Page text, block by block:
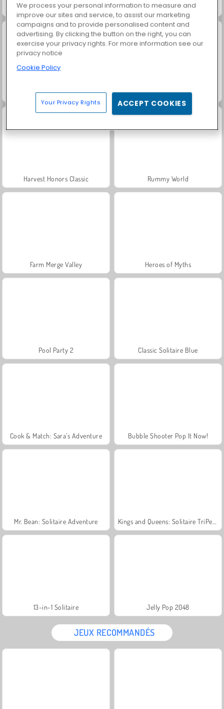
Masha and the Bear: Meadows Scala 40
Solitaire Social
Harvest Honors Classic Rummy World
Farm Merge Valley Heroes of Myths
Pool Party 2 Classic Solitaire Blue
Cook & Match: Sara’s Adventure Bubble Shooter Pop It Now!
Mr. Bean: Solitaire Adventure
13-in-1 Solitaire Jelly Pop 2048
JEUX RECOMMANDÉS
We process your personal information to measure and
improve our sites and service, to assist our marketing
campaigns and to provide personalised content and
advertising. By clicking the button on the right, you can
exercise your privacy rights. For more information see our
privacy notice
Cookie Policy
Your Privacy Rights ACCEPT COOKIES